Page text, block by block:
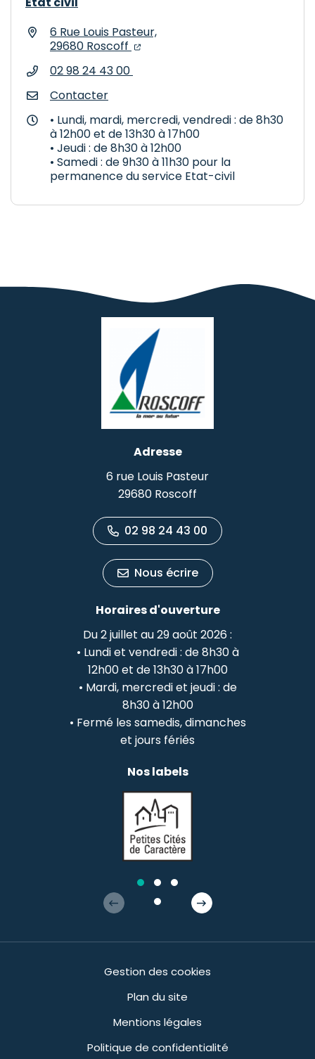
6 Rue Louis Pasteur,
29680 Roscoff (ouverture dans un nouvel
(ouverture dans un nouvel
02 98 24 43 00
Contacter
• Lundi, mardi, mercredi, vendredi : de 8h30
à 12h00 et de 13h30 à 17h00
• Jeudi : de 8h30 à 12h00
• Samedi : de 9h30 à 11h30 pour la
permanence du service Etat-civil
Adresse
6 rue Louis Pasteur
29680 Roscoff
02 98 24 43 00
Nous écrire
Horaires d'ouverture
Du 2 juillet au 29 août 2026 :
• Lundi et vendredi : de 8h30 à
12h00 et de 13h30 à 17h00
• Mardi, mercredi et jeudi : de
8h30 à 12h00
• Fermé les samedis, dimanches
et jours fériés
Nos labels
Gestion des cookies
Plan du site
Mentions légales
Politique de confidentialité